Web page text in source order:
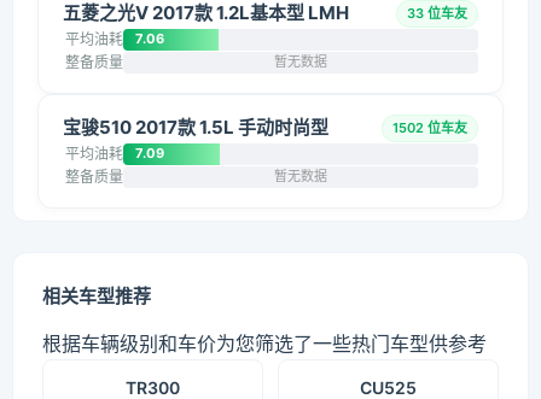
五菱之光V 2017款 1.2L基本型 LMH 33 位车友
平均油耗 7.06
整备质量 暂无数据
宝骏510 2017款 1.5L 手动时尚型 1502 位车友
平均油耗 7.09
整备质量 暂无数据
相关车型推荐
根据车辆级别和车价为您筛选了一些热门车型供参考
TR300 CU525